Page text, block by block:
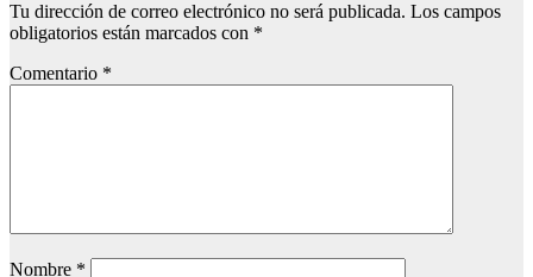
Tu dirección de correo electrónico no será publicada. Los campos
obligatorios están marcados con *
Comentario *
Nombre *